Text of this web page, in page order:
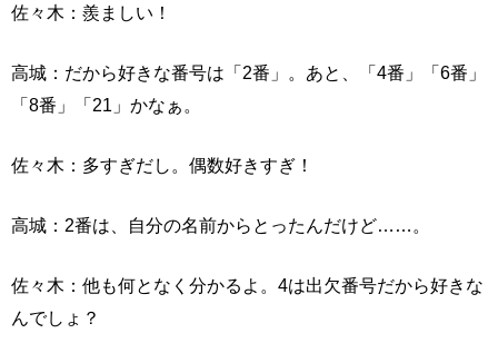
佐々木：羨ましい！
高城：だから好きな番号は「2番」。あと、「4番」「6番」
「8番」「21」かなぁ。
佐々木：多すぎだし。偶数好きすぎ！
高城：2番は、自分の名前からとったんだけど……。
佐々木：他も何となく分かるよ。4は出欠番号だから好きな
んでしょ？